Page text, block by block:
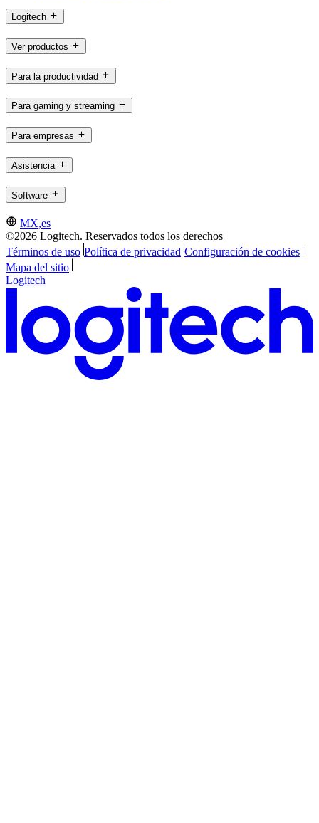
Logitech
Ver productos
Para la productividad
Para gaming y streaming
Para empresas
Asistencia
Software
MX,es
©2026 Logitech. Reservados todos los derechos
Términos de uso Política de privacidad Configuración de cookies
Mapa del sitio
Logitech